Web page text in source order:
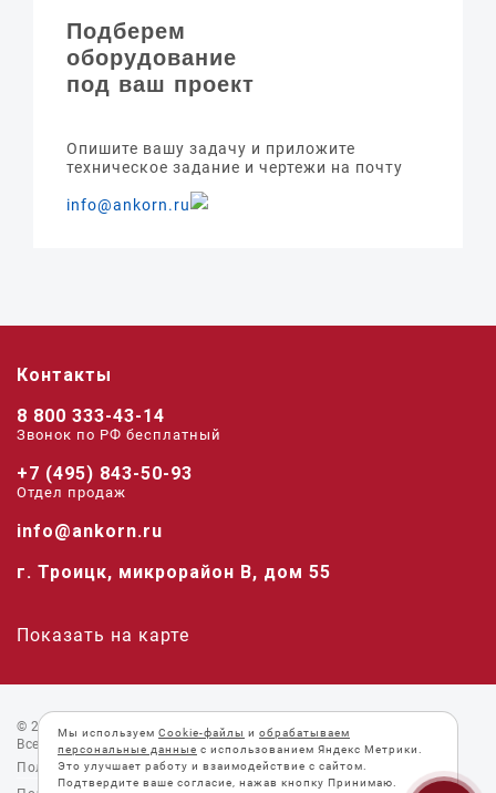
Подберем
оборудование
под ваш проект
Опишите вашу задачу и приложите
техническое задание и чертежи на почту
info@ankorn.ru
Контакты
8 800 333-43-14
Звонок по РФ беcплатный
+7 (495) 843-50-93
Отдел продаж
info@ankorn.ru
г. Троицк, микрорайон В, дом 55
Показать на карте
© 2026 «Анкорн».
Все права защищены.
Пользовательское соглашение
Мы используем Cookie-файлы и обрабатываем
персональные данные с использованием Яндекс Метрики.
Это улучшает работу и взаимодействие с сайтом.
Подтвердите ваше согласие, нажав кнопку Принимаю.